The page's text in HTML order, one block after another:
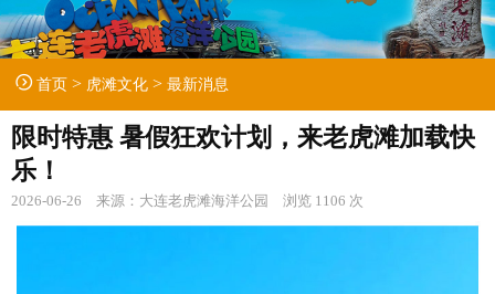
首页> 虎滩文化> 最新消息
限时特惠 暑假狂欢计划，来老虎滩加载快
乐！
2026-06-26 来源：大连老虎滩海洋公园 浏览 1106 次